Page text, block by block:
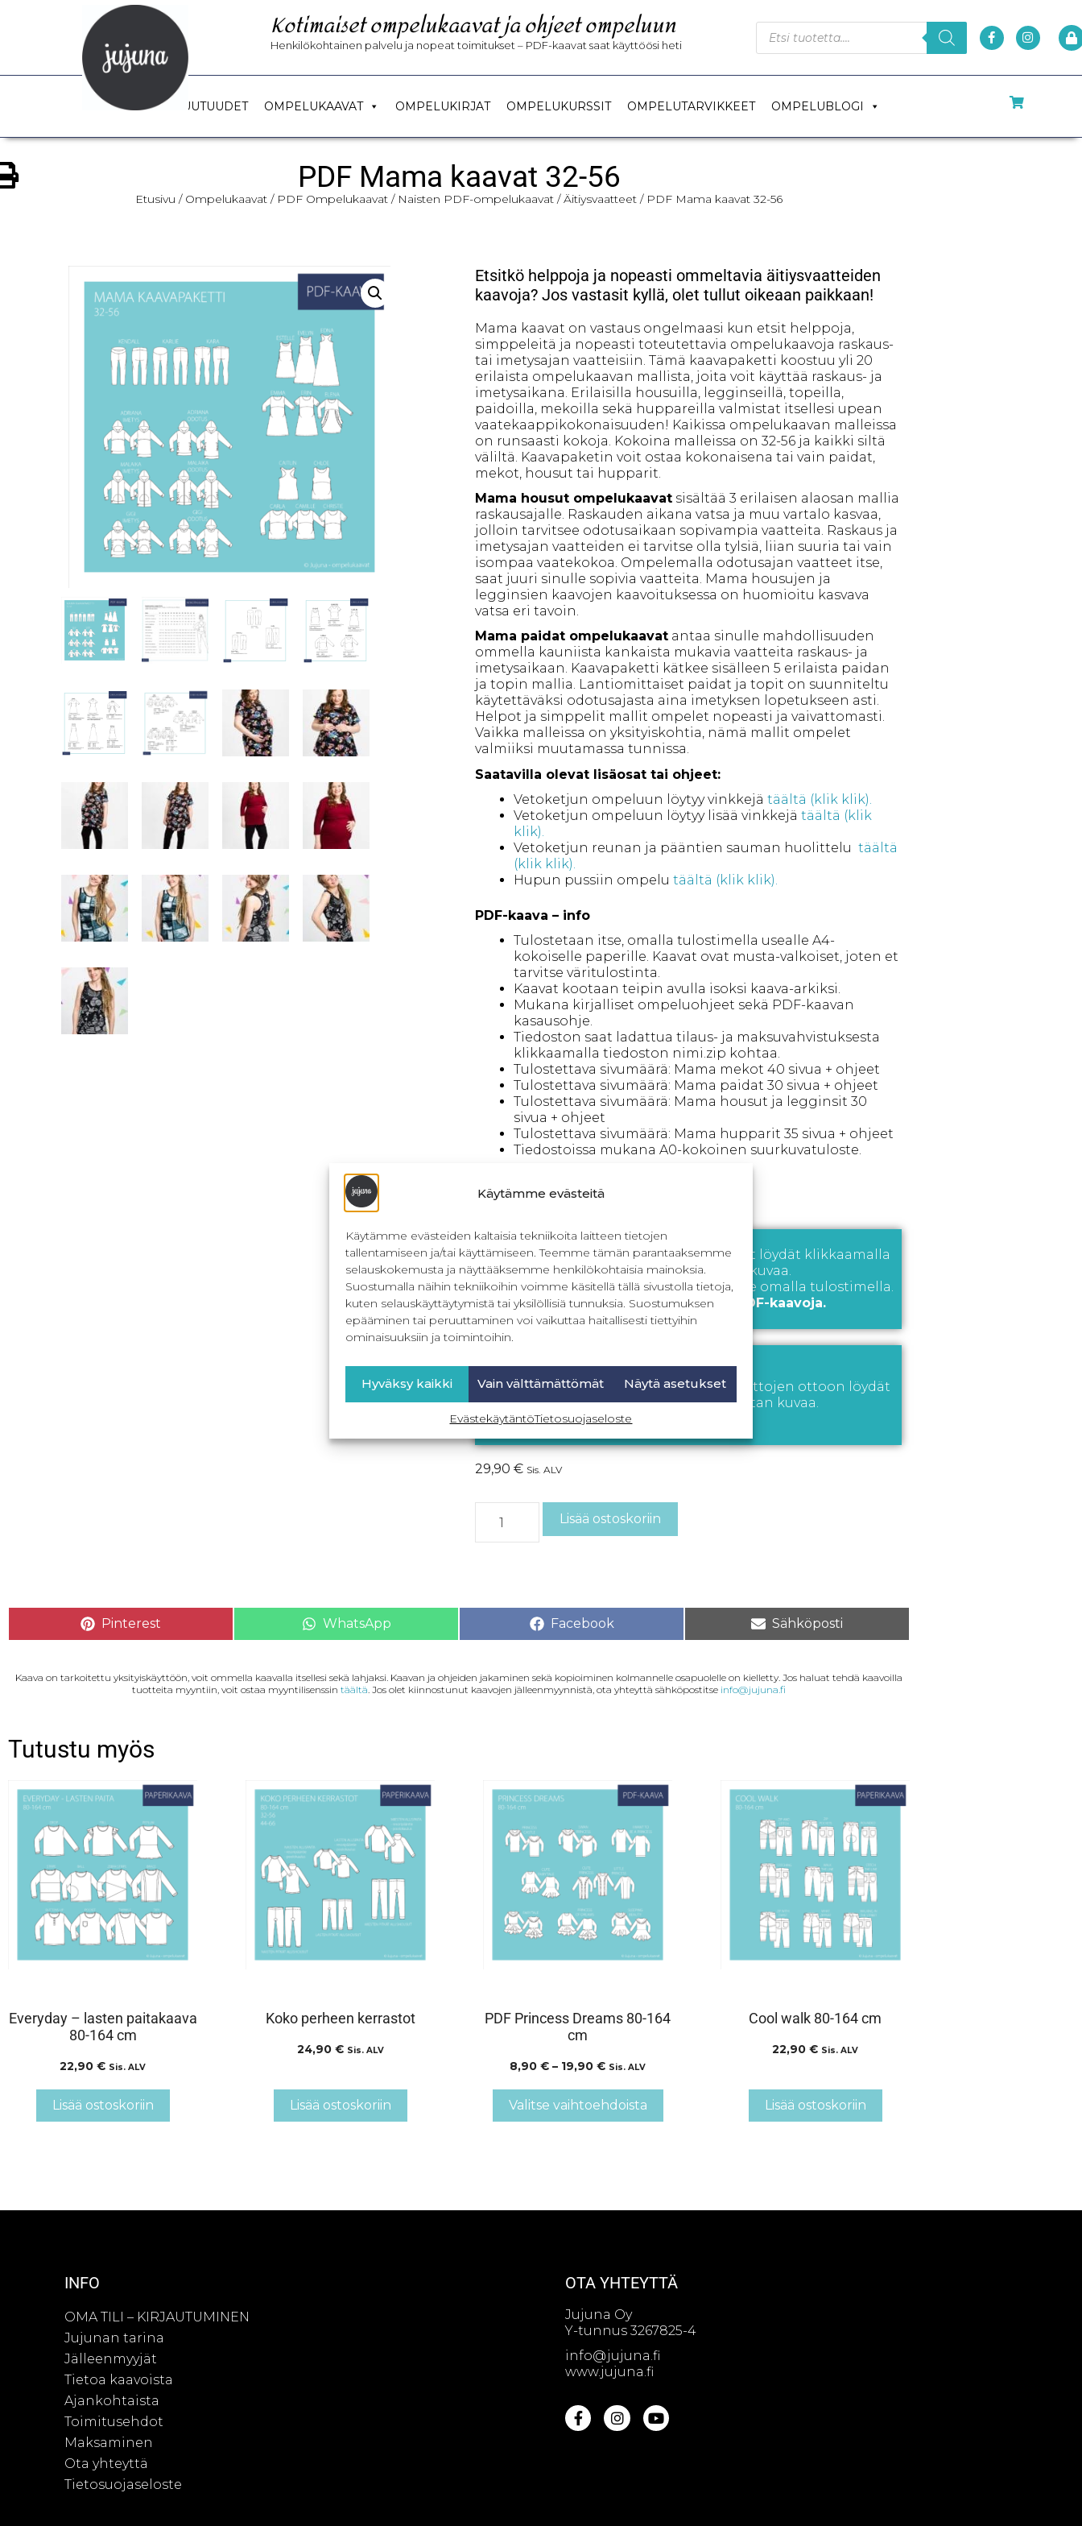
Käytämme evästeitä
Käytämme evästeiden kaltaisia tekniikoita laitteen tietojen
tallentamiseen ja/tai käyttämiseen. Teemme tämän parantaaksemme
selauskokemusta ja näyttääksemme henkilökohtaisia mainoksia.
Suostumalla näihin tekniikoihin voimme käsitellä tällä sivustolla tietoja,
kuten selauskäyttäytymistä tai yksilöllisiä tunnuksia. Suostumuksen
epääminen tai peruuttaminen voi vaikuttaa haitallisesti tiettyihin
ominaisuuksiin ja toimintoihin.
Hyväksy kaikki Vain välttämättömät Näytä asetukset
EvästekäytäntöTietosuojaseloste
Kotimaiset ompelukaavat ja ohjeet ompeluun
Henkilökohtainen palvelu ja nopeat toimitukset – PDF-kaavat saat käyttöösi heti
UUTUUDET OMPELUKAAVAT OMPELUKIRJAT OMPELUKURSSIT OMPELUTARVIKKEET OMPELUBLOGI
PDF Mama kaavat 32-56
Etusivu / Ompelukaavat / PDF Ompelukaavat / Naisten PDF-ompelukaavat /Äitiysvaatteet / PDF Mama kaavat 32-56
Etsitkö helppoja ja nopeasti ommeltavia äitiysvaatteiden
kaavoja? Jos vastasit kyllä, olet tullut oikeaan paikkaan!
Mama kaavat on vastaus ongelmaasi kun etsit helppoja,
simppeleitä ja nopeasti toteutettavia ompelukaavoja raskaus-
tai imetysajan vaatteisiin. Tämä kaavapaketti koostuu yli 20
erilaista ompelukaavan mallista, joita voit käyttää raskaus- ja
imetysaikana. Erilaisilla housuilla, legginseillä, topeilla,
paidoilla, mekoilla sekä huppareilla valmistat itsellesi upean
vaatekaappikokonaisuuden! Kaikissa ompelukaavan malleissa
on runsaasti kokoja. Kokoina malleissa on 32-56 ja kaikki siltä
väliltä. Kaavapaketin voit ostaa kokonaisena tai vain paidat,
mekot, housut tai hupparit.
Mama housut ompelukaavat sisältää 3 erilaisen alaosan mallia
raskausajalle. Raskauden aikana vatsa ja muu vartalo kasvaa,
jolloin tarvitsee odotusaikaan sopivampia vaatteita. Raskaus ja
imetysajan vaatteiden ei tarvitse olla tylsiä, liian suuria tai vain
isompaa vaatekokoa. Ompelemalla odotusajan vaatteet itse,
saat juuri sinulle sopivia vaatteita. Mama housujen ja
legginsien kaavojen kaavoituksessa on huomioitu kasvava
vatsa eri tavoin.
Mama paidat ompelukaavat antaa sinulle mahdollisuuden
ommella kauniista kankaista mukavia vaatteita raskaus- ja
imetysaikaan. Kaavapaketti kätkee sisälleen 5 erilaista paidan
ja topin mallia. Lantiomittaiset paidat ja topit on suunniteltu
käytettäväksi odotusajasta aina imetyksen lopetukseen asti.
Helpot ja simppelit mallit ompelet nopeasti ja vaivattomasti.
Vaikka malleissa on yksityiskohtia, nämä mallit ompelet
valmiiksi muutamassa tunnissa.
Saatavilla olevat lisäosat tai ohjeet:
Vetoketjun ompeluun löytyy vinkkejä täältä (klik klik).
Vetoketjun ompeluun löytyy lisää vinkkejä täältä (klik
klik).
Vetoketjun reunan ja pääntien sauman huolittelu täältä
(klik klik).
Hupun pussiin ompelu täältä (klik klik).
PDF-kaava – info
Tulostetaan itse, omalla tulostimella usealle A4-
kokoiselle paperille. Kaavat ovat musta-valkoiset, joten et
tarvitse väritulostinta.
Kaavat kootaan teipin avulla isoksi kaava-arkiksi.
Mukana kirjalliset ompeluohjeet sekä PDF-kaavan
kasausohje.
Tiedoston saat ladattua tilaus- ja maksuvahvistuksesta
klikkaamalla tiedoston nimi.zip kohtaa.
Tulostettava sivumäärä: Mama mekot 40 sivua + ohjeet
Tulostettava sivumäärä: Mama paidat 30 sivua + ohjeet
Tulostettava sivumäärä: Mama housut ja legginsit 30
sivua + ohjeet
Tulostettava sivumäärä: Mama hupparit 35 sivua + ohjeet
Tiedostoissa mukana A0-kokoinen suurkuvatuloste.
Etsitkö paperikaavaa? Klikkaa
PDF-kaavan tulostusohjeet löydät klikkaamalla
tulostimen kuvaa.
Tämä kaava tulostetaan itse omalla tulostimella.
Emme postita PDF-kaavoja.
Kuvalliset ohjeet omien mittojen ottoon löydät
klikkaamalla mitan kuvaa.
29,90 € Sis. ALV
Lisää ostoskoriin
Pinterest WhatsApp Facebook Sähköposti
Kaava on tarkoitettu yksityiskäyttöön, voit ommella kaavalla itsellesi sekä lahjaksi. Kaavan ja ohjeiden jakaminen sekä kopioiminen kolmannelle osapuolelle on kielletty. Jos haluat tehdä kaavoilla
tuotteita myyntiin, voit ostaa myyntilisenssin täältä. Jos olet kiinnostunut kaavojen jälleenmyynnistä, ota yhteyttä sähköpostitse info@jujuna.fi
Tutustu myös
Everyday – lasten paitakaava
80-164 cm
22,90 € Sis. ALV
Lisää ostoskoriin
Koko perheen kerrastot
24,90 € Sis. ALV
Lisää ostoskoriin
PDF Princess Dreams 80-164
cm
8,90 € – 19,90 € Sis. ALV
Valitse vaihtoehdoista
Cool walk 80-164 cm
22,90 € Sis. ALV
Lisää ostoskoriin
INFO
OMA TILI – KIRJAUTUMINEN
Jujunan tarina
Jälleenmyyjät
Tietoa kaavoista
Ajankohtaista
Toimitusehdot
Maksaminen
Ota yhteyttä
Tietosuojaseloste
OTA YHTEYTTÄ
Jujuna Oy
Y-tunnus 3267825-4
info@jujuna.fi
www.jujuna.fi